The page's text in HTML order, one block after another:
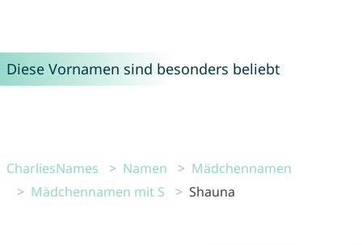
Diese Vornamen sind besonders beliebt
CharliesNames Namen
Mädchennamen
Mädchennamen mit S
Shauna